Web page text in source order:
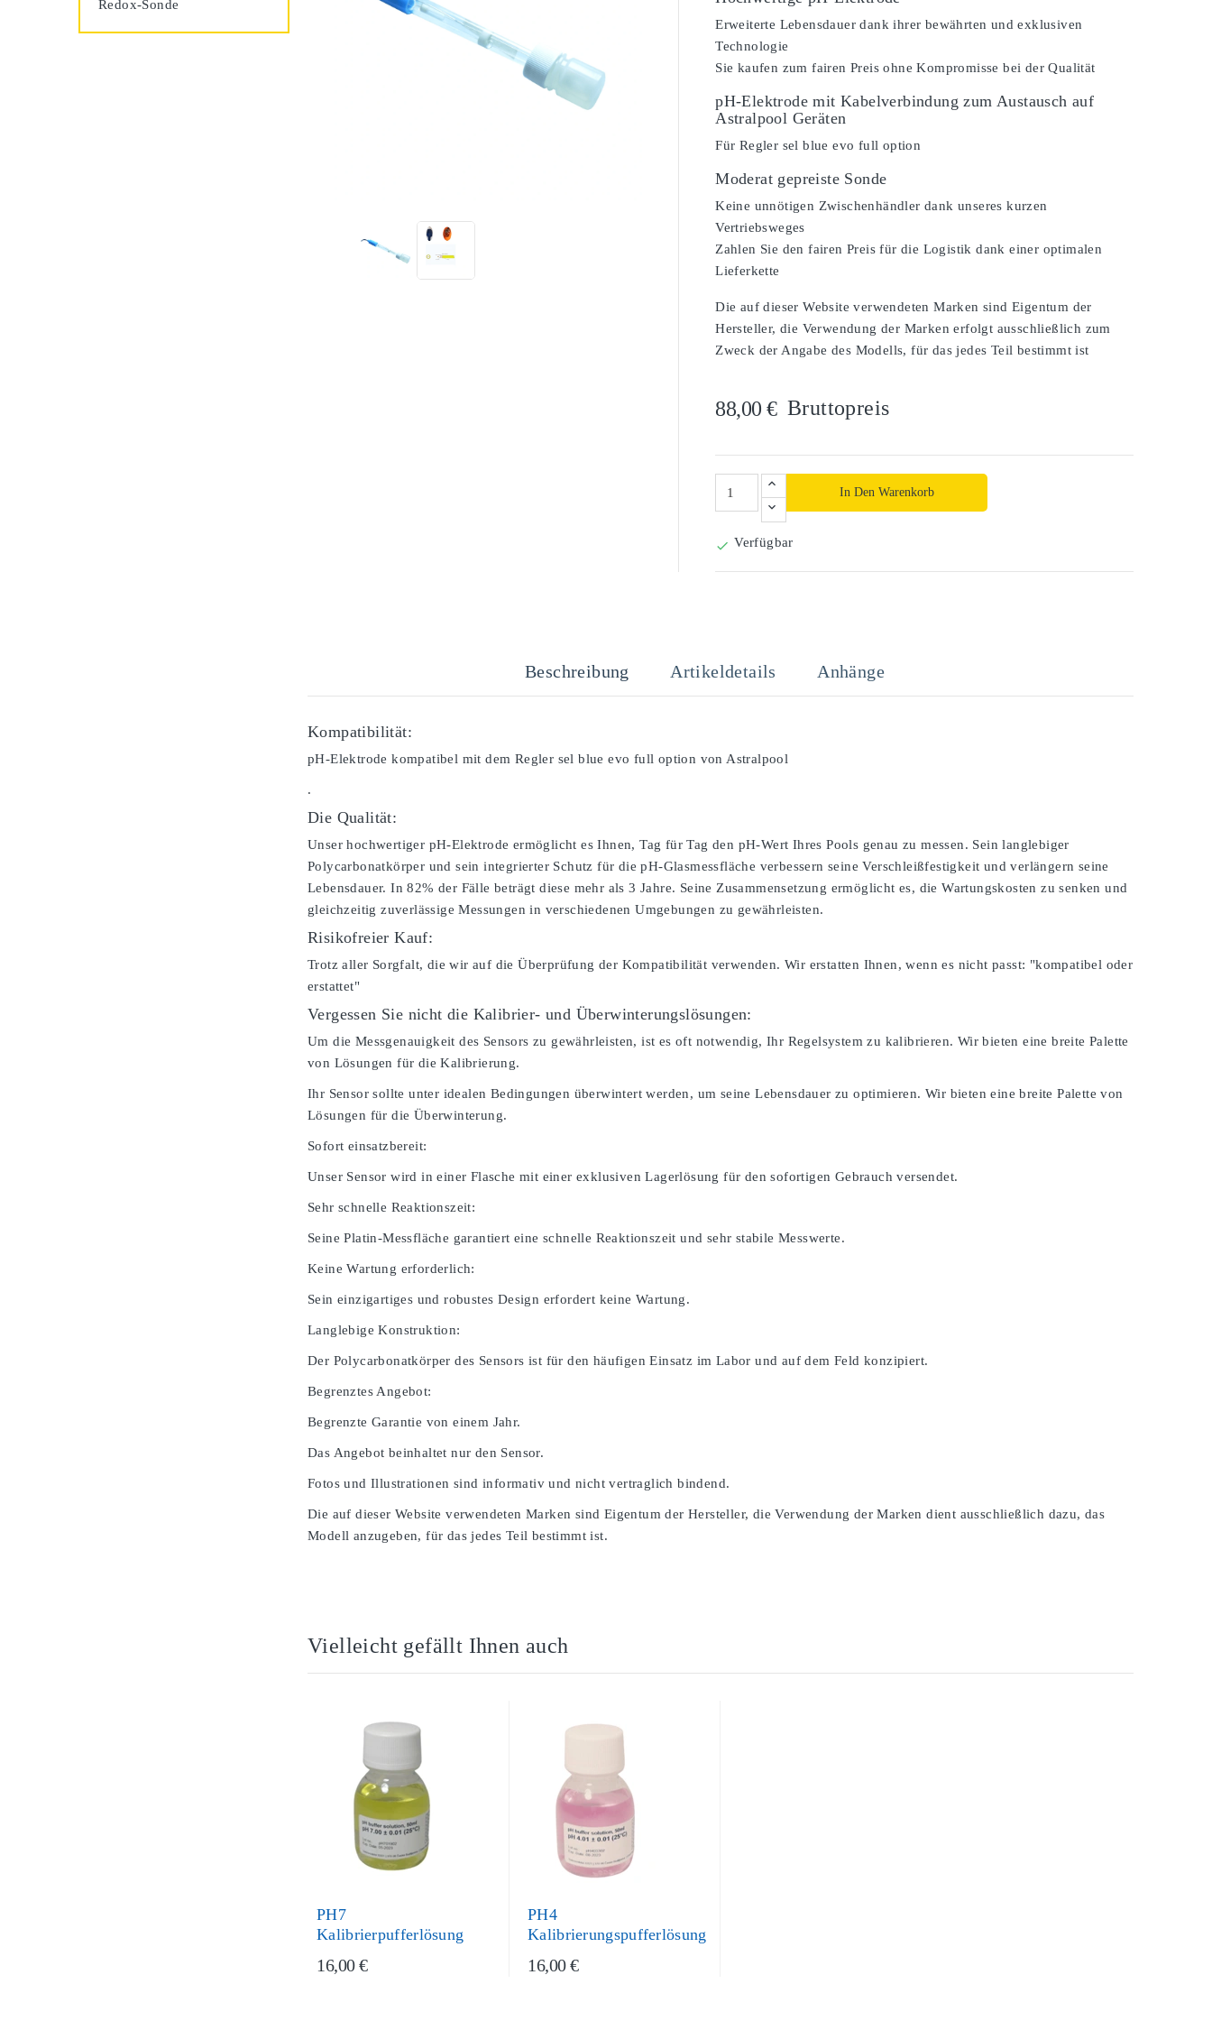
Redox-Sonde
Erweiterte Lebensdauer dank ihrer bewährten und exklusiven
Technologie
Sie kaufen zum fairen Preis ohne Kompromisse bei der Qualität
pH-Elektrode mit Kabelverbindung zum Austausch auf
Astralpool Geräten
Für Regler sel blue evo full option
Moderat gepreiste Sonde
Keine unnötigen Zwischenhändler dank unseres kurzen
Vertriebsweges
Zahlen Sie den fairen Preis für die Logistik dank einer optimalen
Lieferkette
Die auf dieser Website verwendeten Marken sind Eigentum der
Hersteller, die Verwendung der Marken erfolgt ausschließlich zum
Zweck der Angabe des Modells, für das jedes Teil bestimmt ist
88,00 € Bruttopreis
In Den Warenkorb
 Verfügbar
Beschreibung Artikeldetails Anhänge
Kompatibilität:
pH-Elektrode kompatibel mit dem Regler sel blue evo full option von Astralpool
.
Die Qualität:
Unser hochwertiger pH-Elektrode ermöglicht es Ihnen, Tag für Tag den pH-Wert Ihres Pools genau zu messen. Sein langlebiger
Polycarbonatkörper und sein integrierter Schutz für die pH-Glasmessfläche verbessern seine Verschleißfestigkeit und verlängern seine
Lebensdauer. In 82% der Fälle beträgt diese mehr als 3 Jahre. Seine Zusammensetzung ermöglicht es, die Wartungskosten zu senken und
gleichzeitig zuverlässige Messungen in verschiedenen Umgebungen zu gewährleisten.
Risikofreier Kauf:
Trotz aller Sorgfalt, die wir auf die Überprüfung der Kompatibilität verwenden. Wir erstatten Ihnen, wenn es nicht passt: "kompatibel oder
erstattet"
Vergessen Sie nicht die Kalibrier- und Überwinterungslösungen:
Um die Messgenauigkeit des Sensors zu gewährleisten, ist es oft notwendig, Ihr Regelsystem zu kalibrieren. Wir bieten eine breite Palette
von Lösungen für die Kalibrierung.
Ihr Sensor sollte unter idealen Bedingungen überwintert werden, um seine Lebensdauer zu optimieren. Wir bieten eine breite Palette von
Lösungen für die Überwinterung.
Sofort einsatzbereit:
Unser Sensor wird in einer Flasche mit einer exklusiven Lagerlösung für den sofortigen Gebrauch versendet.
Sehr schnelle Reaktionszeit:
Seine Platin-Messfläche garantiert eine schnelle Reaktionszeit und sehr stabile Messwerte.
Keine Wartung erforderlich:
Sein einzigartiges und robustes Design erfordert keine Wartung.
Langlebige Konstruktion:
Der Polycarbonatkörper des Sensors ist für den häufigen Einsatz im Labor und auf dem Feld konzipiert.
Begrenztes Angebot:
Begrenzte Garantie von einem Jahr.
Das Angebot beinhaltet nur den Sensor.
Fotos und Illustrationen sind informativ und nicht vertraglich bindend.
Die auf dieser Website verwendeten Marken sind Eigentum der Hersteller, die Verwendung der Marken dient ausschließlich dazu, das
Modell anzugeben, für das jedes Teil bestimmt ist.
Vielleicht gefällt Ihnen auch
PH7
Kalibrierpufferlösung
16,00 €
PH4
Kalibrierungspufferlösung
16,00 €